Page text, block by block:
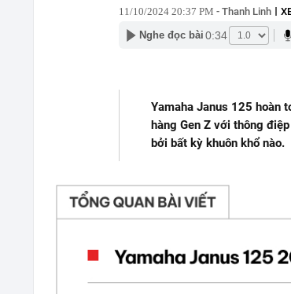
11/10/2024 20:37 PM - Thanh Linh
Nghe đọc bài 0:34
Yamaha Janus 125 hoàn
hàng Gen Z với thông
bởi bất kỳ khuôn khổ nào.